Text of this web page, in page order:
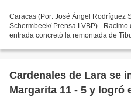
Caracas (Por: José Ángel Rodríguez
Schermbeek/ Prensa LVBP).-
entrada concretó la remontada de
Cardenales de Lara se
Margarita 11 - 5 y logró estar en la Gran Final